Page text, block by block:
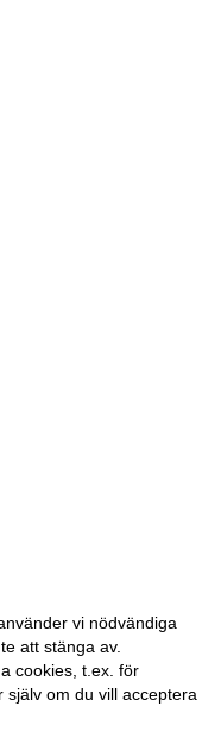
vi nödvändiga
att stänga av.
cookies, t.ex. för
om du vill acceptera